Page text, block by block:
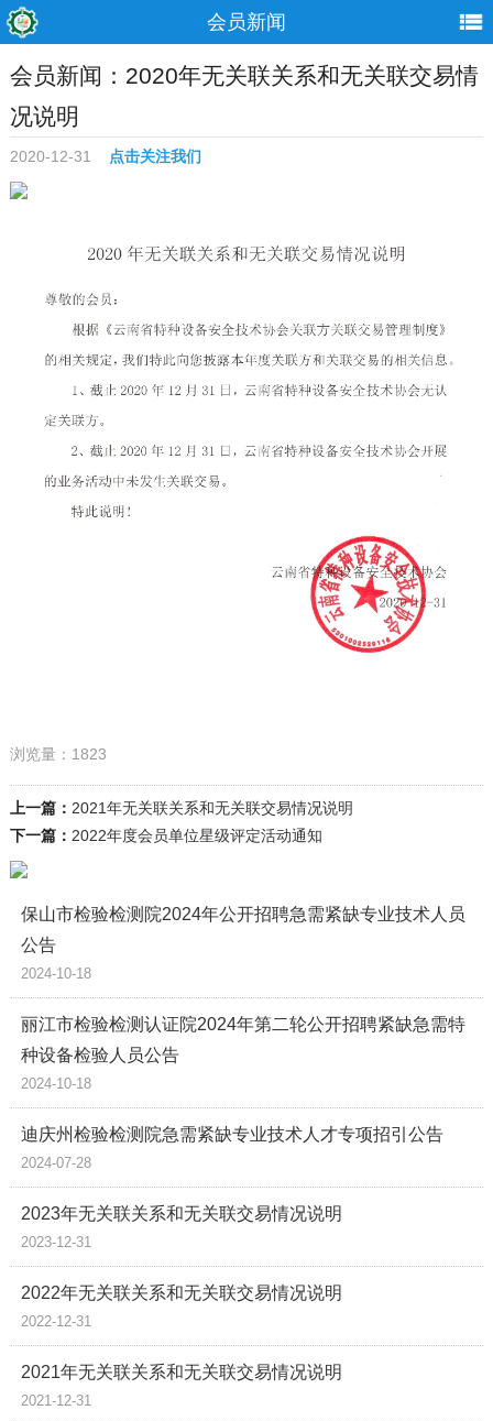
会员新闻
会员新闻：2020年无关联关系和无关联交易情
况说明
2020-12-31 点击关注我们
浏览量：1823
上一篇： 2021年无关联关系和无关联交易情况说明
下一篇： 2022年度会员单位星级评定活动通知
保山市检验检测院2024年公开招聘急需紧缺专业技术人员
公告
2024-10-18
丽江市检验检测认证院2024年第二轮公开招聘紧缺急需特
种设备检验人员公告
2024-10-18
迪庆州检验检测院急需紧缺专业技术人才专项招引公告
2024-07-28
2023年无关联关系和无关联交易情况说明
2023-12-31
2022年无关联关系和无关联交易情况说明
2022-12-31
2021年无关联关系和无关联交易情况说明
2021-12-31